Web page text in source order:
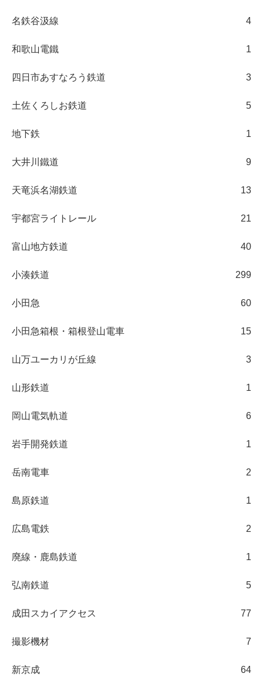
名鉄谷汲線 4
和歌山電鐵 1
四日市あすなろう鉄道 3
土佐くろしお鉄道 5
地下鉄 1
大井川鐵道 9
天竜浜名湖鉄道 13
宇都宮ライトレール 21
富山地方鉄道 40
小湊鉄道 299
小田急 60
小田急箱根・箱根登山電車 15
山万ユーカリが丘線 3
山形鉄道 1
岡山電気軌道 6
岩手開発鉄道 1
岳南電車 2
島原鉄道 1
広島電鉄 2
廃線・鹿島鉄道 1
弘南鉄道 5
成田スカイアクセス 77
撮影機材 7
新京成 64